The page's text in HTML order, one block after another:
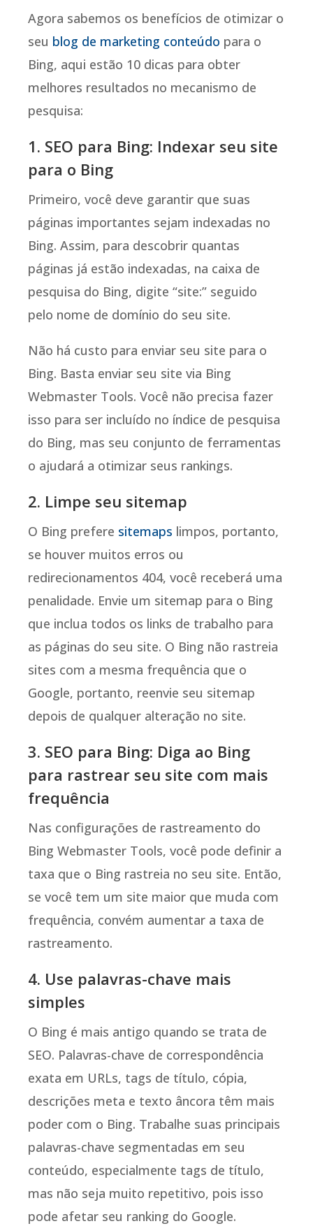
Agora sabemos os benefícios de otimizar o
seu blog de marketing conteúdo para o
Bing, aqui estão 10 dicas para obter
melhores resultados no mecanismo de
pesquisa:
1. SEO para Bing: Indexar seu site
para o Bing
Primeiro, você deve garantir que suas
páginas importantes sejam indexadas no
Bing. Assim, para descobrir quantas
páginas já estão indexadas, na caixa de
pesquisa do Bing, digite “site:” seguido
pelo nome de domínio do seu site.
Não há custo para enviar seu site para o
Bing. Basta enviar seu site via Bing
Webmaster Tools. Você não precisa fazer
isso para ser incluído no índice de pesquisa
do Bing, mas seu conjunto de ferramentas
o ajudará a otimizar seus rankings.
2. Limpe seu sitemap
O Bing prefere sitemaps limpos, portanto,
se houver muitos erros ou
redirecionamentos 404, você receberá uma
penalidade. Envie um sitemap para o Bing
que inclua todos os links de trabalho para
as páginas do seu site. O Bing não rastreia
sites com a mesma frequência que o
Google, portanto, reenvie seu sitemap
depois de qualquer alteração no site.
3. SEO para Bing: Diga ao Bing
para rastrear seu site com mais
frequência
Nas configurações de rastreamento do
Bing Webmaster Tools, você pode definir a
taxa que o Bing rastreia no seu site. Então,
se você tem um site maior que muda com
frequência, convém aumentar a taxa de
rastreamento.
4. Use palavras-chave mais
simples
O Bing é mais antigo quando se trata de
SEO. Palavras-chave de correspondência
exata em URLs, tags de título, cópia,
descrições meta e texto âncora têm mais
poder com o Bing. Trabalhe suas principais
palavras-chave segmentadas em seu
conteúdo, especialmente tags de título,
mas não seja muito repetitivo, pois isso
pode afetar seu ranking do Google.